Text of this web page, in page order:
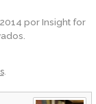
por Insight for
.